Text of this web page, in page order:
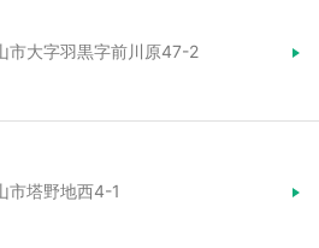
大字羽黒字前川原47-2
塔野地西4-1